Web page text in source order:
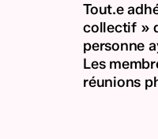
Tout.e
collectif »
personne
Les
réunions